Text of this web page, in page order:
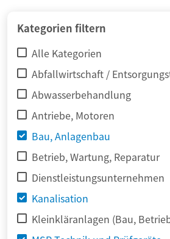
Kategorien filtern
Alle Kategorien
Abfallwirtschaft /
Abwasserbehandlung
Antriebe, Motoren
Bau, Anlagenbau
Betrieb, Wartung, Reparatur
Dienstleistungsunternehmen
Kanalisation
Kleinkläranlagen (Bau,